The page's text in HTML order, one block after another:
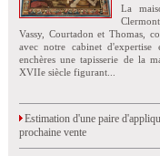
La
Vassy, Courtadon et Thomas,
avec notre cabinet d'expertise
enchères une tapisserie de la
XVIIe siècle figurant...
Estimation d'une paire
prochaine vente